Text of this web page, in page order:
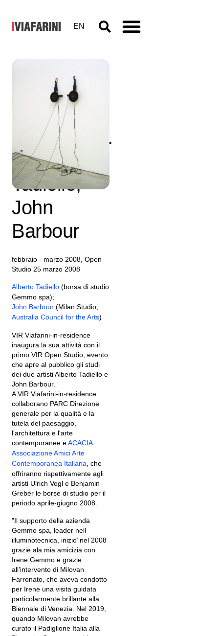
EN
Memories
Encounters.
Alberto
Tadiello,
John
Barbour
febbraio - marzo 2008, Open
Studio 25 marzo 2008
Alberto Tadiello (borsa di studio
Gemmo spa);
John Barbour (Milan Studio,
Australia Council for the Arts)
VIR Viafarini-in-residence
inaugura la sua attività con il
primo VIR Open Studio, evento
che apre al pubblico gli studi
dei due artisti Alberto Tadiello e
John Barbour.
A VIR Viafarini-in-residence
collaborano PARC Direzione
generale per la qualità e la
tutela del paesaggio,
l'architettura e l'arte
contemporanee eACACIA
Associazione Amici Arte
Contemporanea Italiana , che
offriranno rispettivamente agli
artisti Ulrich Vogl e Benjamin
Greber le borse di studio per il
periodo aprile-giugno 2008.
"Il supporto della azienda
Gemmo spa, leader nell
illuminotecnica, inizio’ nel 2008
grazie ala mia amicizia con
Irene Gemmo e grazie
all’intervento di Milovan
Farronato, che aveva condotto
per Irene una visita guidata
particolarmente brillante alla
Biennale di Venezia. Nel 2019,
quando Milovan avrebbe
curato il Padiglione Italia alla